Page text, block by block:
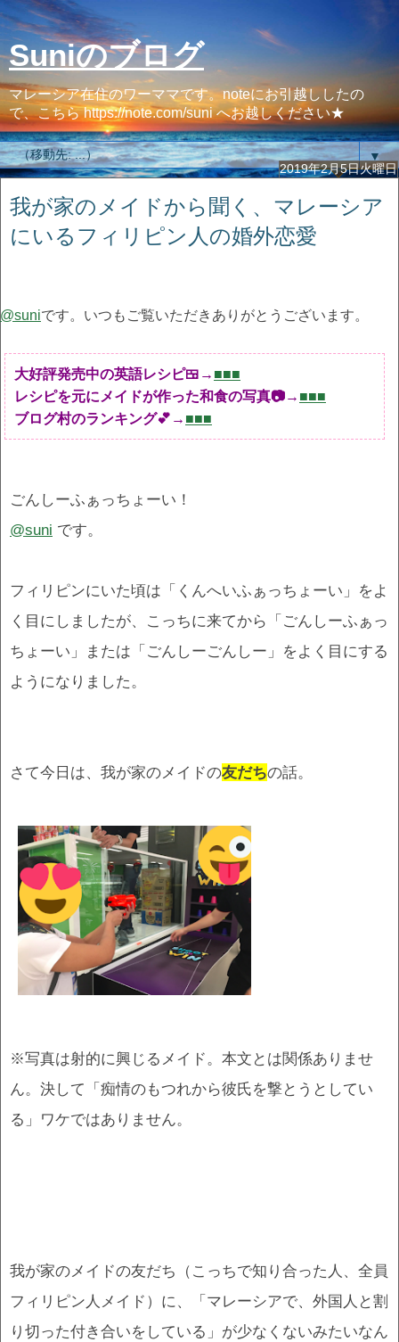
Suniのブログ
マレーシア在住のワーママです。noteにお引越ししたの
で、こちら https://note.com/suni へお越しください★
▼
2019年2月5日火曜日
我が家のメイドから聞く、マレーシア
にいるフィリピン人の婚外恋愛
@suniです。いつもご覧いただきありがとうございます。
大好評発売中の英語レシピ🍱→ ■■■
レシピを元にメイドが作った和食の写真📷→ ■■■
ブログ村のランキング💕→ ■■■
ごんしーふぁっちょーい！
@suni です。
フィリピンにいた頃は「くんへいふぁっちょーい」をよ
く目にしましたが、こっちに来てから「ごんしーふぁっ
ちょーい」または「ごんしーごんしー」をよく目にする
ようになりました。
さて今日は、我が家のメイドの友だちの話。
※写真は射的に興じるメイド。本文とは関係ありませ
ん。決して「痴情のもつれから彼氏を撃とうとしてい
る」ワケではありません。
我が家のメイドの友だち（こっちで知り合った人、全員
フィリピン人メイド）に、「マレーシアで、外国人と割
り切った付き合いをしている」が少なくないみたいなん